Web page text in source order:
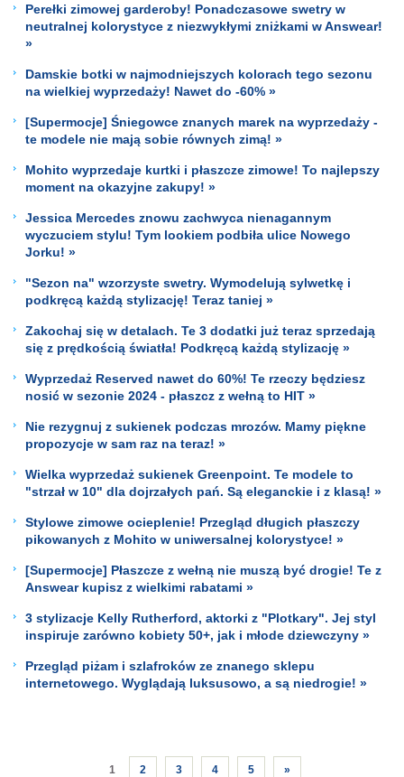
Perełki zimowej garderoby! Ponadczasowe swetry w
neutralnej kolorystyce z niezwykłymi zniżkami w Answear!
»
Damskie botki w najmodniejszych kolorach tego sezonu
na wielkiej wyprzedaży! Nawet do -60% »
[Supermocje] Śniegowce znanych marek na wyprzedaży -
te modele nie mają sobie równych zimą! »
Mohito wyprzedaje kurtki i płaszcze zimowe! To najlepszy
moment na okazyjne zakupy! »
Jessica Mercedes znowu zachwyca nienagannym
wyczuciem stylu! Tym lookiem podbiła ulice Nowego
Jorku! »
"Sezon na" wzorzyste swetry. Wymodelują sylwetkę i
podkręcą każdą stylizację! Teraz taniej »
Zakochaj się w detalach. Te 3 dodatki już teraz sprzedają
się z prędkością światła! Podkręcą każdą stylizację »
Wyprzedaż Reserved nawet do 60%! Te rzeczy będziesz
nosić w sezonie 2024 - płaszcz z wełną to HIT »
Nie rezygnuj z sukienek podczas mrozów. Mamy piękne
propozycje w sam raz na teraz! »
Wielka wyprzedaż sukienek Greenpoint. Te modele to
"strzał w 10" dla dojrzałych pań. Są eleganckie i z klasą! »
Stylowe zimowe ocieplenie! Przegląd długich płaszczy
pikowanych z Mohito w uniwersalnej kolorystyce! »
[Supermocje] Płaszcze z wełną nie muszą być drogie! Te z
Answear kupisz z wielkimi rabatami »
3 stylizacje Kelly Rutherford, aktorki z "Plotkary". Jej styl
inspiruje zarówno kobiety 50+, jak i młode dziewczyny »
Przegląd piżam i szlafroków ze znanego sklepu
internetowego. Wyglądają luksusowo, a są niedrogie! »
1 2 3 4 5 »